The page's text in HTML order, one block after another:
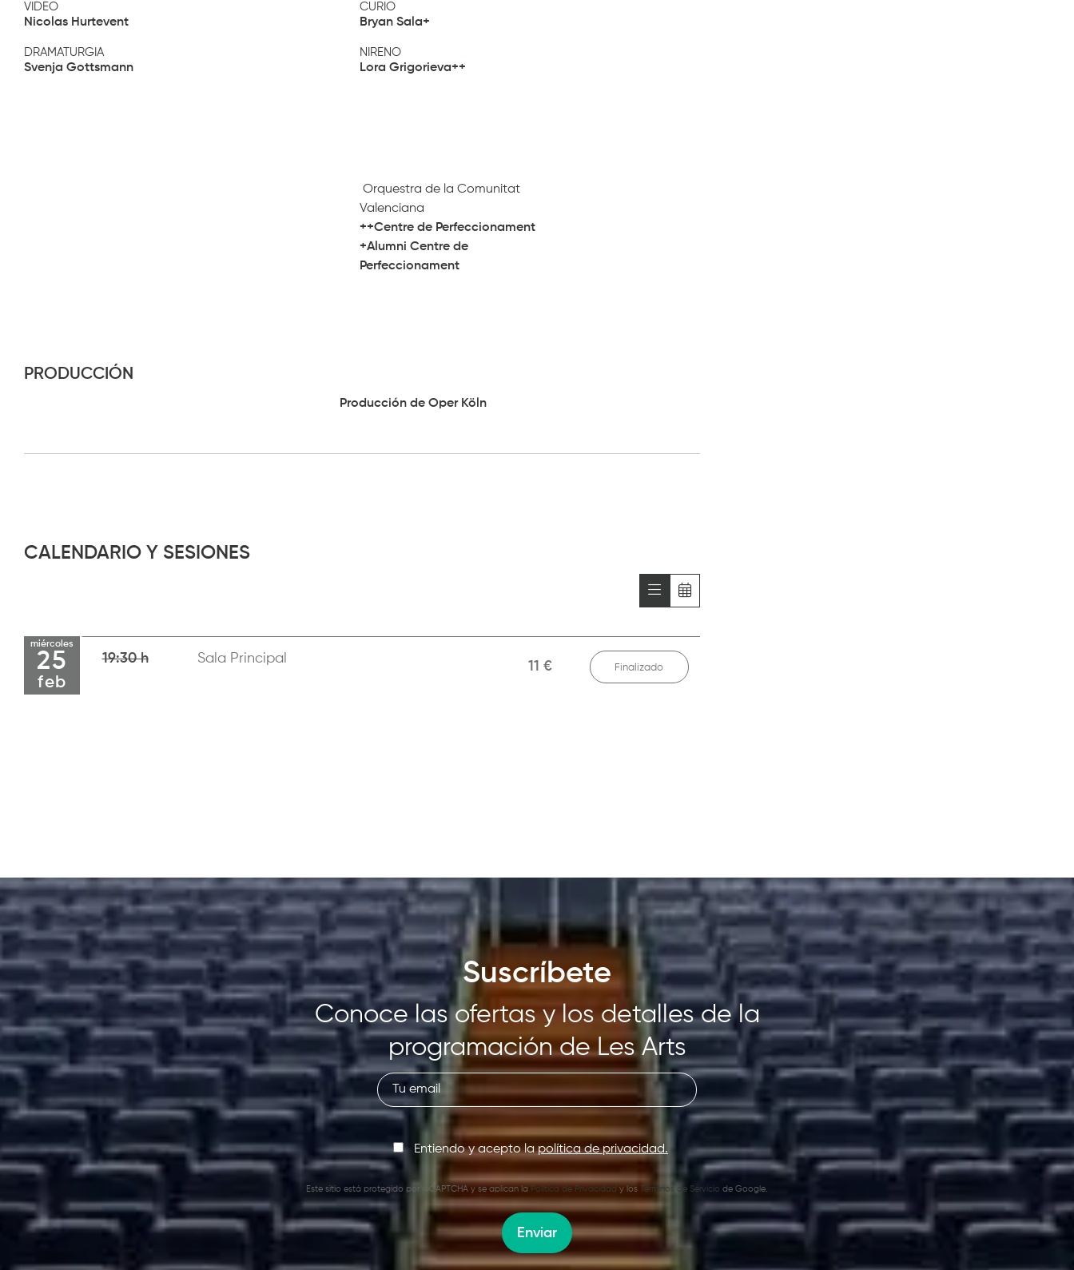
VIDEO
Nicolas Hurtevent
DRAMATURGIA
Svenja Gottsmann
CURIO
Bryan Sala+
NIRENO
Lora Grigorieva++
Orquestra de la Comunitat
Valenciana
++Centre de Perfeccionament
+Alumni Centre de
Perfeccionament
PRODUCCIÓN
Producción de Oper Köln
CALENDARIO Y SESIONES
miércoles
25
feb
19:30 h Sala Principal
11 € Finalizado
Suscríbete
Conoce las ofertas y los detalles de la
programación de Les Arts
Entiendo y acepto lapolítica de privacidad.
Este sitio está protegido por reCAPTCHA y se aplican la Política de Privacidad y los Términos de Servicio de Google.
Enviar